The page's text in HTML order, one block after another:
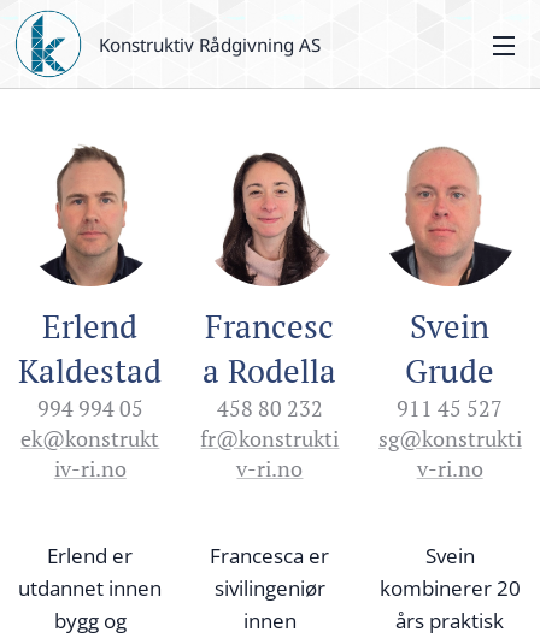
Konstruktiv Rådgivning AS
Erlend
Kaldestad
994 994 05
ek@konstrukt
iv-ri.no
Erlend er
utdannet innen
bygg og
Francesc
a Rodella
458 80 232
fr@konstrukti
v-ri.no
Francesca er
sivilingeniør
innen
Svein
Grude
911 45 527
sg@konstrukti
v-ri.no
Svein
kombinerer 20
års praktisk